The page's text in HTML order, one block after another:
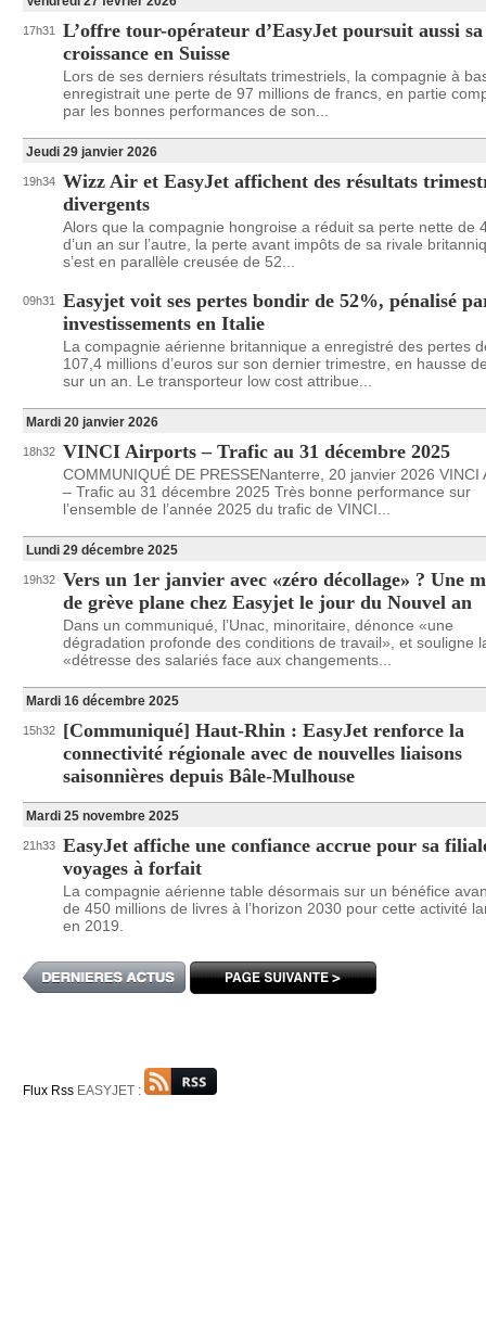
17h31
L’offre tour-opérateur d’EasyJet poursuit aussi sa
croissance en Suisse
Lors de ses derniers résultats trimestriels, la compagnie à
enregistrait une perte de 97 millions de francs, en partie
par les bonnes performances de son...
Jeudi 29 janvier 2026
19h34 Wizz Air et EasyJet affichent des résultats
divergents
Alors que la compagnie hongroise a réduit sa perte nette de
d’un an sur l’autre, la perte avant impôts de sa rivale
s’est en parallèle creusée de 52...
09h31
Easyjet voit ses pertes bondir de 52%, pénalisé
investissements en Italie
La compagnie aérienne britannique a enregistré des pertes
107,4 millions d’euros sur son dernier trimestre, en hausse
sur un an. Le transporteur low cost attribue...
Mardi 20 janvier 2026
18h32 VINCI Airports – Trafic au 31 décembre 2025
COMMUNIQUÉ DE PRESSENanterre, 20 janvier 2026 VINCI
– Trafic au 31 décembre 2025 Très bonne performance sur
l’ensemble de l’année 2025 du trafic de VINCI...
Lundi 29 décembre 2025
19h32 Vers un 1er janvier avec «zéro décollage» ? Une
de grève plane chez Easyjet le jour du Nouvel an
Dans un communiqué, l’Unac, minoritaire, dénonce «une
dégradation profonde des conditions de travail», et souligne
«détresse des salariés face aux changements...
Mardi 16 décembre 2025
15h32
[Communiqué] Haut-Rhin : EasyJet renforce la
connectivité régionale avec de nouvelles liaisons
saisonnières depuis Bâle-Mulhouse
Mardi 25 novembre 2025
21h33 EasyJet affiche une confiance accrue pour sa
voyages à forfait
La compagnie aérienne table désormais sur un bénéfice
de 450 millions de livres à l’horizon 2030 pour cette activité
en 2019.
Flux Rss EASYJET :